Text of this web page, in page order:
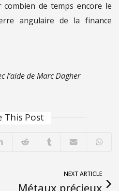
de temps encore le
angulaire de la finance
l’aide de Marc Dagher
This Post
NEXT ARTICLE
Métaux précieux